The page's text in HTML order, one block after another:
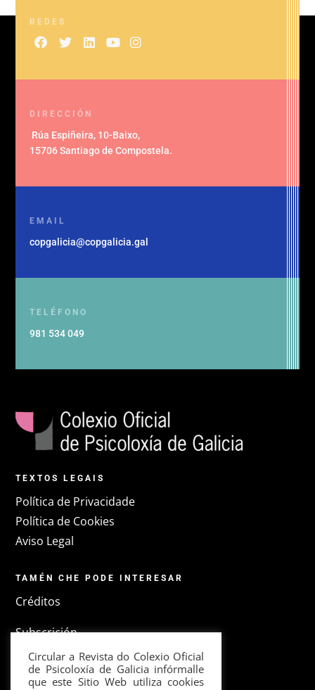
REDES
DIRECCIÓN
Rúa Espiñeira, 10-Baixo,
15706 Santiago de Compostela.
EMAIL
copgalicia@copgalicia.gal
TELÉFONO
981 534 049
TEXTOS LEGAIS
Política de Privacidade
Política de Cookies
Aviso Legal
TAMÉN CHE PODE INTERESAR
Créditos
Subscrición
Colexio Oficial de Psicoloxía de Galicia
Circular a Revista do Colexio Oficial
de Psicoloxía de Galicia infórmalle
que este Sitio Web utiliza cookies